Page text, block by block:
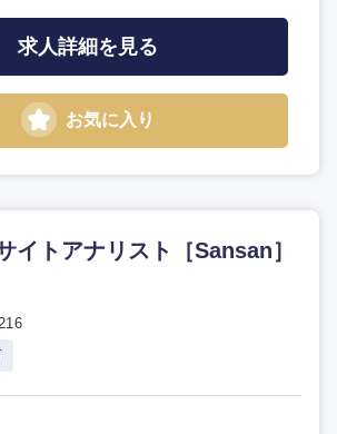
求人詳細を見る
お気に入り
イトアナリスト［Sansan］